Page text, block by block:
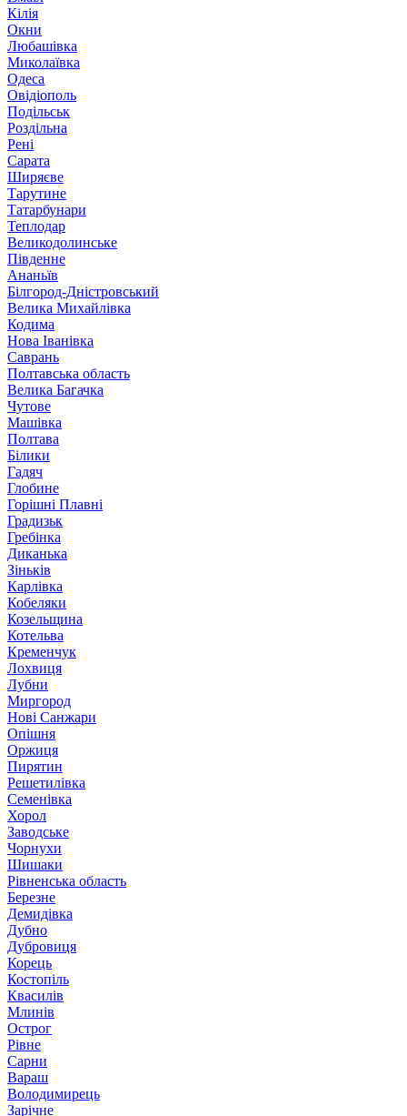
Кілія
Окни
Любашівка
Миколаївка
Одеса
Овідіополь
Подільськ
Роздільна
Рені
Сарата
Ширяєве
Тарутине
Татарбунари
Теплодар
Великодолинське
Південне
Ананьїв
Білгород-Дністровський
Велика Михайлівка
Кодима
Нова Іванівка
Саврань
Полтавська область
Велика Багачка
Чутове
Машівка
Полтава
Білики
Гадяч
Глобине
Горішні Плавні
Градизьк
Гребінка
Диканька
Зіньків
Карлівка
Кобеляки
Козельщина
Котельва
Кременчук
Лохвиця
Лубни
Миргород
Нові Санжари
Опішня
Оржиця
Пирятин
Решетилівка
Семенівка
Хорол
Заводське
Чорнухи
Шишаки
Рівненська область
Березне
Демидівка
Дубно
Дубровиця
Корець
Костопіль
Квасилів
Млинів
Острог
Рівне
Сарни
Вараш
Володимирець
Зарічне